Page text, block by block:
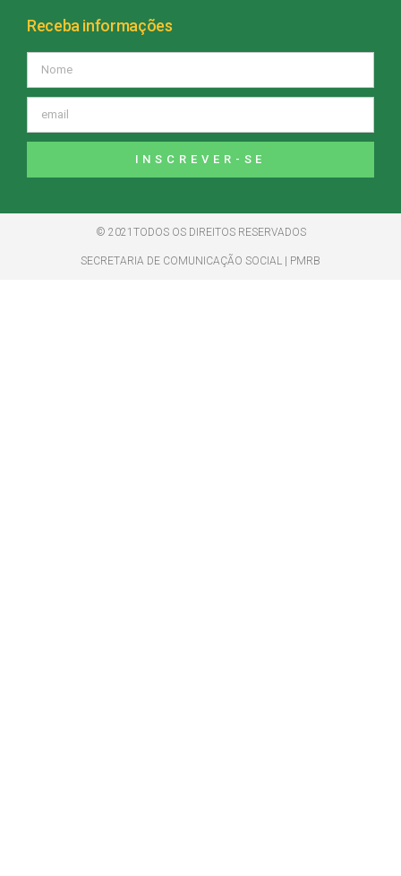
Receba informações
INSCREVER-SE
© 2021TODOS OS DIREITOS RESERVADOS
SECRETARIA DE COMUNICAÇÃO SOCIAL | PMRB